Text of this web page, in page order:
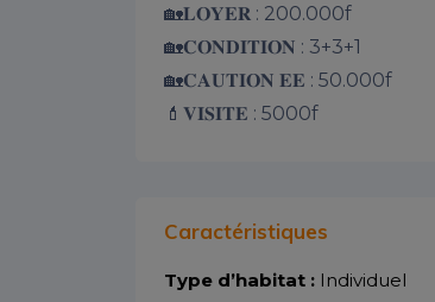
🏡𝐋𝐎𝐘𝐄𝐑 : 200.000f
🏡𝐂𝐎𝐍𝐃𝐈𝐓𝐈𝐎𝐍 : 3+3+1
🏡𝐂𝐀𝐔𝐓𝐈𝐎𝐍 𝐄𝐄 : 50.000f
💄𝐕𝐈𝐒𝐈𝐓𝐄 : 5000f
Caractéristiques
Type d’habitat : Individuel